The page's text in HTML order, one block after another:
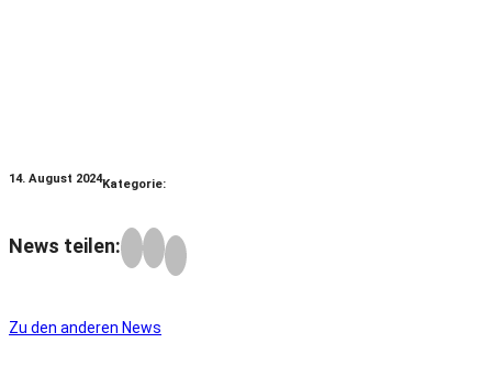
14. August 2024Kategorie:
News teilen:
Zu den anderen News